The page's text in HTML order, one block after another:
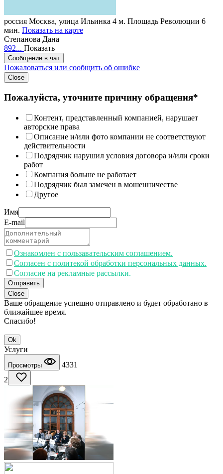
россия Москва, улица Ильинка 4 м. Площадь Революции 6
мин. Показать на карте
Степанова Дана
892... Показать
Сообщение в чат
Пожаловаться или сообщить об ошибке
Close
Пожалуйста, уточните причину обращения*
Контент, представленный компанией, нарушает
авторские права
Описание и/или фото компании не соответствуют
действительности
Подрядчик нарушил условия договора и/или сроки
работ
Компания больше не работает
Подрядчик был замечен в мошенничестве
Другое
Имя
E-mail
Ознакомлен с пользавательским соглашением.
Согласен с политекой обработки персональных данных.
Согласие на рекламные рассылки.
Отправить
Close
Ваше обращение успешно отправлено и будет обработано в
ближайшее время.
Спасибо!
Ok
Услуги
Просмотры
4331
2